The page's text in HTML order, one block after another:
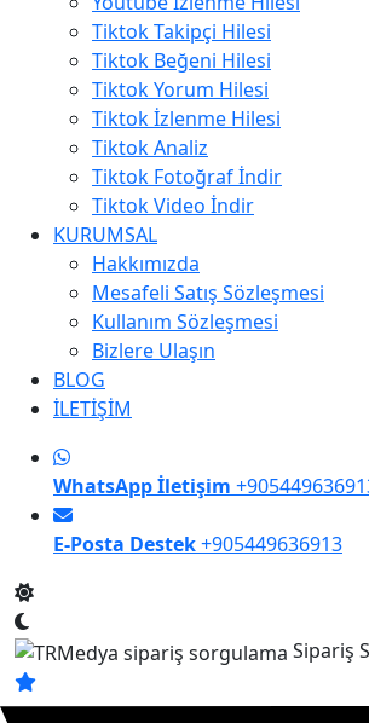
Tiktok Takipçi Hilesi
Tiktok Beğeni Hilesi
Tiktok Yorum Hilesi
Tiktok İzlenme Hilesi
Tiktok Analiz
Tiktok Fotoğraf İndir
Tiktok Video İndir
KURUMSAL
Hakkımızda
Mesafeli Satış Sözleşmesi
Kullanım Sözleşmesi
Bizlere Ulaşın
BLOG
İLETİŞİM
WhatsApp İletişim
E-Posta Destek+905449636913
Sipariş